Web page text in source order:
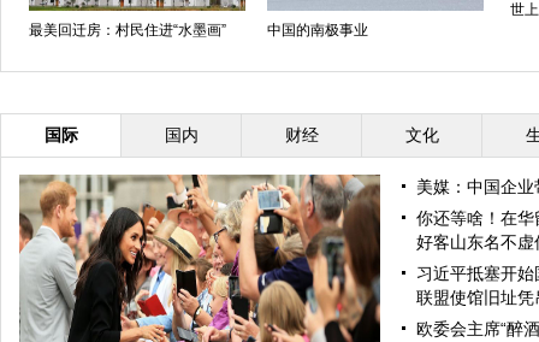
最美回迁房：村民住进“水墨画” 中国的南极事业
世
国际 国内 财经 文化
美媒：中国企
你还等啥！在
好客山东名不虚
习近平抵塞开
联盟使馆旧址凭
欧委会主席“醉